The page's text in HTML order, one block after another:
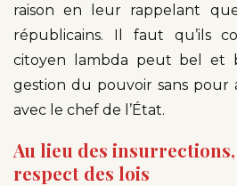
raison en leur rappelant
républicains. Il faut qu’ils
citoyen lambda peut bel et
gestion du pouvoir sans pour
avec le chef de l’État.
Au lieu des
respect des lois